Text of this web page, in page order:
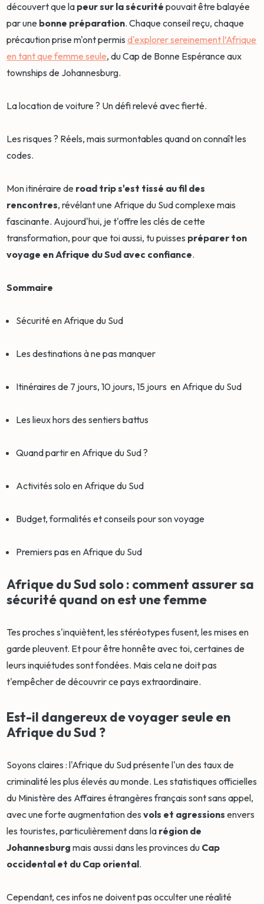
découvert que la peur sur la sécurité pouvait être balayée
par une bonne préparation. Chaque conseil reçu, chaque
précaution prise m'ont permisd'explorer sereinement l’Afrique
en tant que femme seule, du Cap de Bonne Espérance aux
townships de Johannesburg.
La location de voiture ? Un défi relevé avec fierté.
Les risques ? Réels, mais surmontables quand on connaît les
codes.
Mon itinéraire de road trip s'est tissé au fil des
rencontres, révélant une Afrique du Sud complexe mais
fascinante. Aujourd'hui, je t'offre les clés de cette
transformation, pour que toi aussi, tu puisses préparer ton
voyage en Afrique du Sud avec confiance.
Sommaire
Sécurité en Afrique du Sud
Les destinations à ne pas manquer
Itinéraires de 7 jours, 10 jours, 15 jours en Afrique du Sud
Les lieux hors des sentiers battus
Quand partir en Afrique du Sud ?
Activités solo en Afrique du Sud
Budget, formalités et conseils pour son voyage
Premiers pas en Afrique du Sud
Afrique du Sud solo : comment assurer sa
sécurité quand on est une femme
Tes proches s'inquiètent, les stéréotypes fusent, les mises en
garde pleuvent. Et pour être honnête avec toi, certaines de
leurs inquiétudes sont fondées. Mais cela ne doit pas
t'empêcher de découvrir ce pays extraordinaire.
Est-il dangereux de voyager seule en
Afrique du Sud ?
Soyons claires : l'Afrique du Sud présente l'un des taux de
criminalité les plus élevés au monde. Les statistiques officielles
du Ministère des Affaires étrangères français sont sans appel,
avec une forte augmentation desvols et agressions envers
les touristes, particulièrement dans la région de
Johannesburg mais aussi dans les provinces du Cap
occidental et du Cap oriental.
Cependant, ces infos ne doivent pas occulter une réalité